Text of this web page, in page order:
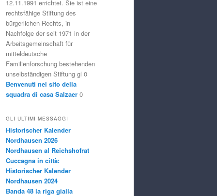
12.11.1991 errichtet. Sie ist eine
rechtsfähige Stiftung des
bürgerlichen Rechts, in
Nachfolge der seit 1971 in der
Arbeitsgemeinschaft für
mitteldeutsche
Familienforschung bestehenden
unselbständigen Stiftung gl 0
Benvenuti nel sito della
squadra di casa Salzaer 0
GLI ULTIMI MESSAGGI
Historischer Kalender
Nordhausen 2026
Nordhausen al Reichshofrat
Cuccagna in città:
Historischer Kalender
Nordhausen 2024
Banda 48 la riga gialla